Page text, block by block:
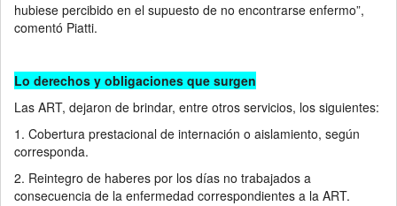
hubiese percibido en el supuesto de no encontrarse enfermo”,
comentó Piatti.
Lo derechos y obligaciones que surgen
Las ART, dejaron de brindar, entre otros servicios, los siguientes:
1. Cobertura prestacional de internación o aislamiento, según
corresponda.
2. Reintegro de haberes por los días no trabajados a
consecuencia de la enfermedad correspondientes a la ART.